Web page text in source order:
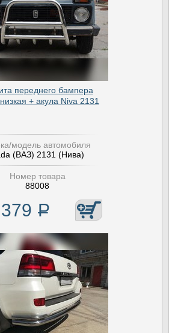
переднего бампера
+ акула Niva 2131
модель автомобиля
(ВАЗ) 2131 (Нива)
Номер товара
88008
Р